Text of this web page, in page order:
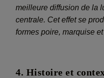
meilleure diffusion de la
centrale. Cet effet se
formes poire, marquise
4. Histoire et